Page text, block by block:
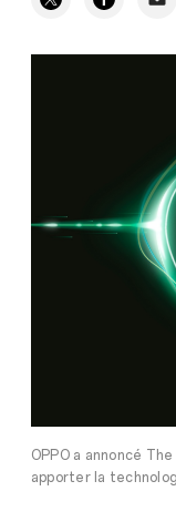
OPPO a annoncé
apporter la